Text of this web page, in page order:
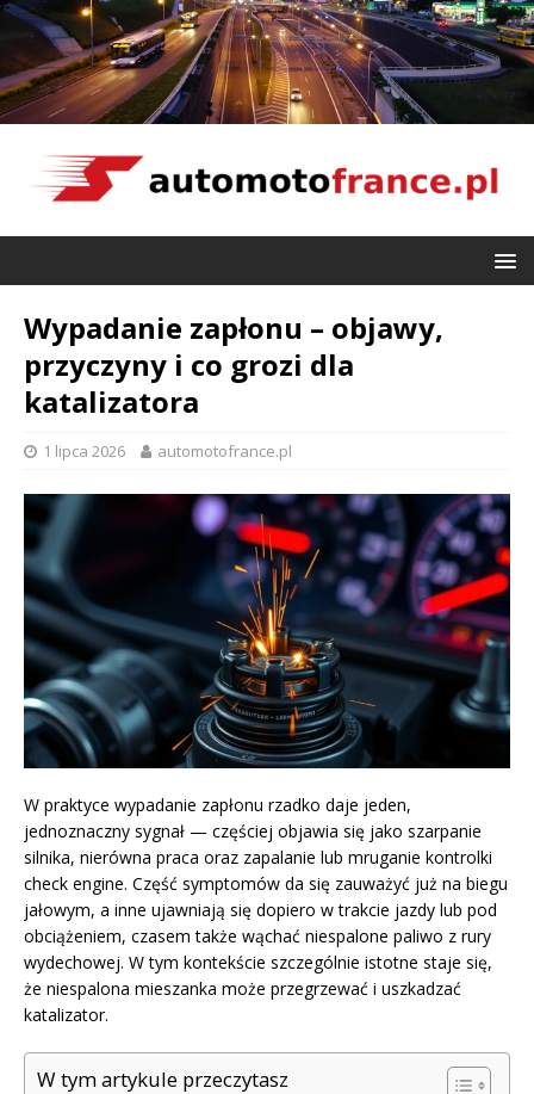
Wypadanie zapłonu – objawy,
przyczyny i co grozi dla
katalizatora
1 lipca 2026 automotofrance.pl
W praktyce wypadanie zapłonu rzadko daje jeden,
jednoznaczny sygnał — częściej objawia się jako szarpanie
silnika, nierówna praca oraz zapalanie lub mruganie kontrolki
check engine. Część symptomów da się zauważyć już na biegu
jałowym, a inne ujawniają się dopiero w trakcie jazdy lub pod
obciążeniem, czasem także wąchać niespalone paliwo z rury
wydechowej. W tym kontekście szczególnie istotne staje się,
że niespalona mieszanka może przegrzewać i uszkadzać
katalizator.
W tym artykule przeczytasz